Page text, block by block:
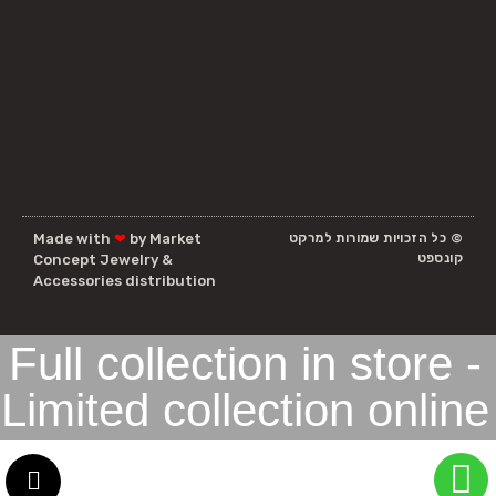
© כל הזכויות שמורות למרקט
קונספט
Made with ❤ by Market
Concept Jewelry &
Accessories distribution
Full collection in store -
Limited collection online